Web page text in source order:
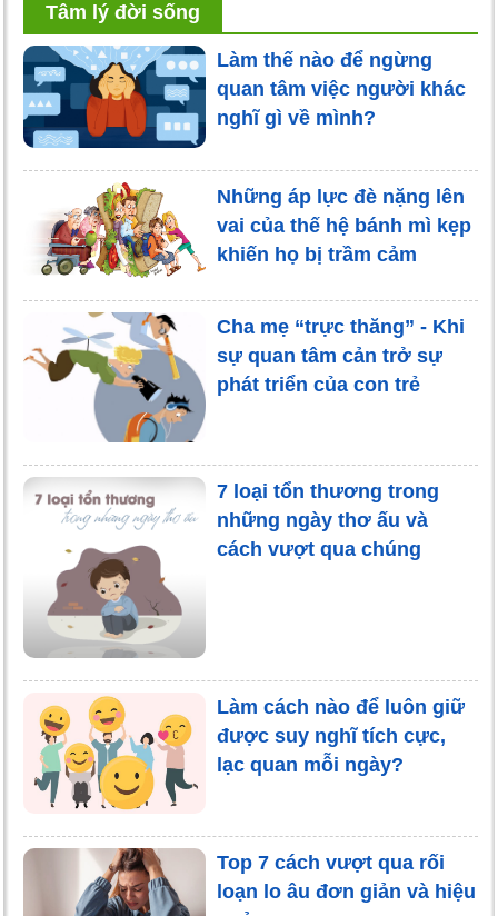
Tâm lý đời sống
Làm thế nào để ngừng
quan tâm việc người khác
nghĩ gì về mình?
Những áp lực đè nặng lên
vai của thế hệ bánh mì kẹp
khiến họ bị trầm cảm
Cha mẹ “trực thăng” - Khi
sự quan tâm cản trở sự
phát triển của con trẻ
7 loại tổn thương trong
những ngày thơ ấu và
cách vượt qua chúng
Làm cách nào để luôn giữ
được suy nghĩ tích cực,
lạc quan mỗi ngày?
Top 7 cách vượt qua rối
loạn lo âu đơn giản và hiệu